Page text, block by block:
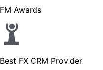
FM Awards
Best FX CRM Provider